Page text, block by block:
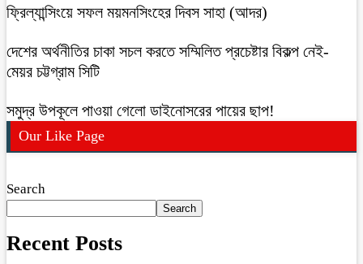
ফ্রিল্যান্সিংয়ে সফল ময়মনসিংহের দিবস সাহা (আদর)
দেশের অর্থনীতির চাকা সচল করতে সম্মিলিত প্রচেষ্টার বিকল্প নেই-
মেয়র চট্টগ্রাম সিটি
সমুদ্র উপকূলে পাওয়া গেলো ডাইনোসরের পায়ের ছাপ!
Our Like Page
Search
Search
Recent Posts